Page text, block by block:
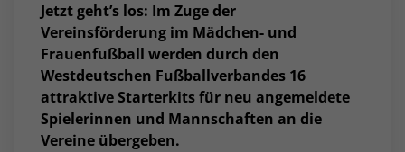
Jetzt geht’s los: Im Zuge der
Vereinsförderung im Mädchen- und
Frauenfußball werden durch den
Westdeutschen Fußballverbandes 16
attraktive Starterkits für neu angemeldete
Spielerinnen und Mannschaften an die
Vereine übergeben.